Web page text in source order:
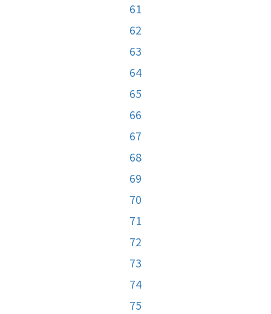
61
62
63
64
65
66
67
68
69
70
71
72
73
74
75